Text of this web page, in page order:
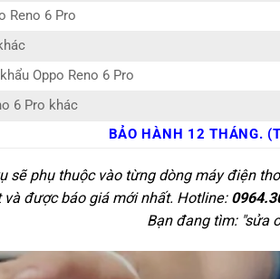
Reno 6 Pro
Oppo Reno 6 Pro
6 Pro khác
BẢO HÀNH 12 THÁNG.
sẽ phụ thuộc vào từng dòng máy điện
được báo giá mới nhất. Hotline:
Bạn đang tìm: "sửa